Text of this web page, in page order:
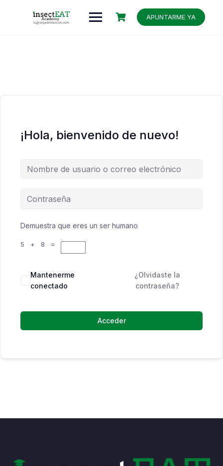
APUNTARME YA
¡Hola, bienvenido de nuevo!
Demuestra que eres un ser humano
5 + 8 =
Mantenerme
conectado
¿Olvidaste la
contraseña?
Acceder